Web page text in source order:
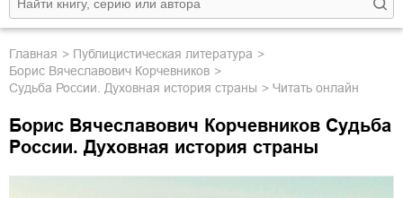
Главная
публицистическая литература
Борис Вячеславович Корчевников
Судьба России. Духовная история страны
Читать онлайн
Борис Вячеславович Корчевников Судьба
России. Духовная история страны